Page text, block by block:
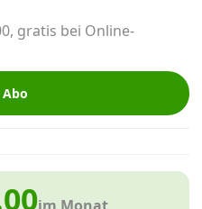
gratis bei Online-